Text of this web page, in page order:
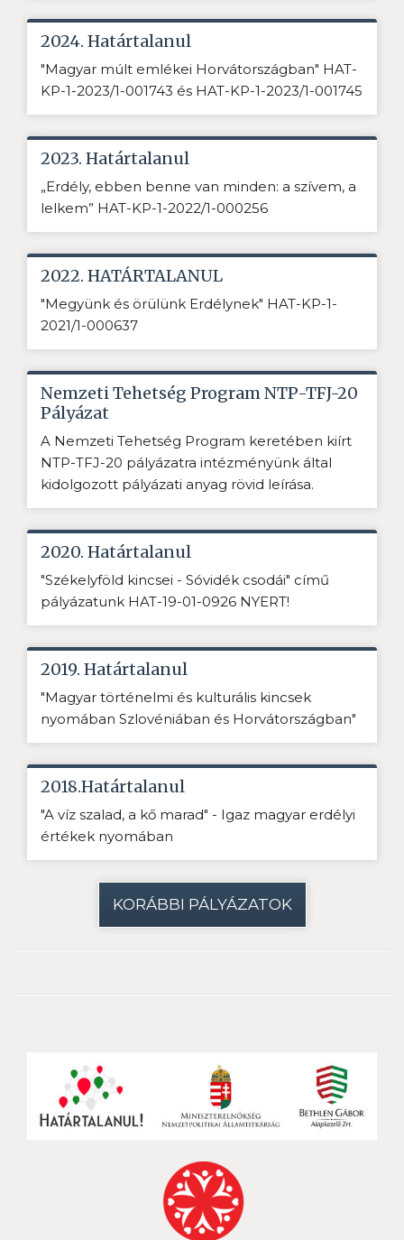
2024. Határtalanul
"Magyar múlt emlékei Horvátországban" HAT-
KP-1-2023/1-001743 és HAT-KP-1-2023/1-001745
2023. Határtalanul
„Erdély, ebben benne van minden: a szívem, a
lelkem” HAT-KP-1-2022/1-000256
2022. HATÁRTALANUL
"Megyünk és örülünk Erdélynek" HAT-KP-1-
2021/1-000637
Nemzeti Tehetség Program NTP-TFJ-20
Pályázat
A Nemzeti Tehetség Program keretében kiírt
NTP-TFJ-20 pályázatra intézményünk által
kidolgozott pályázati anyag rövid leírása.
2020. Határtalanul
"Székelyföld kincsei - Sóvidék csodái" című
pályázatunk HAT-19-01-0926 NYERT!
2019. Határtalanul
"Magyar történelmi és kulturális kincsek
nyomában Szlovéniában és Horvátországban"
2018.Határtalanul
"A víz szalad, a kő marad" - Igaz magyar erdélyi
értékek nyomában
KORÁBBI PÁLYÁZATOK